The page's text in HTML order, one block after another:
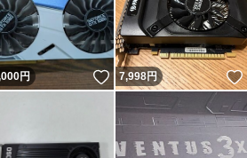
ね！
円 いいね！
7,998円